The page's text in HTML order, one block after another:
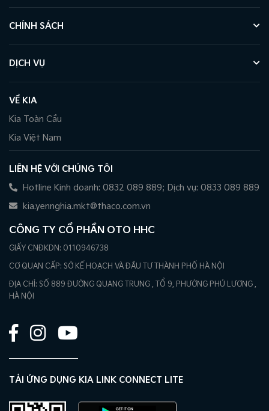
CHÍNH SÁCH
DỊCH VỤ
VỀ KIA
Kia Toàn Cầu
Kia Việt Nam
LIÊN HỆ VỚI CHÚNG TÔI
Hotline Kinh doanh: 0832 089 889; Dịch vụ: 0833 089 889
kia.yennghia.mkt@thaco.com.vn
CÔNG TY CỔ PHẦN OTO HHC
GIẤY CNĐKDN: 0110946738
CƠ QUAN CẤP: SỞ KẾ HOẠCH VÀ ĐẦU TƯ THÀNH PHỐ HÀ NỘI
ĐỊA CHỈ: SỐ 889 ĐƯỜNG QUANG TRUNG , TỔ 9, PHƯỜNG PHÚ LƯƠNG ,
HÀ NỘI
TẢI ỨNG DỤNG KIA LINK CONNECT LITE